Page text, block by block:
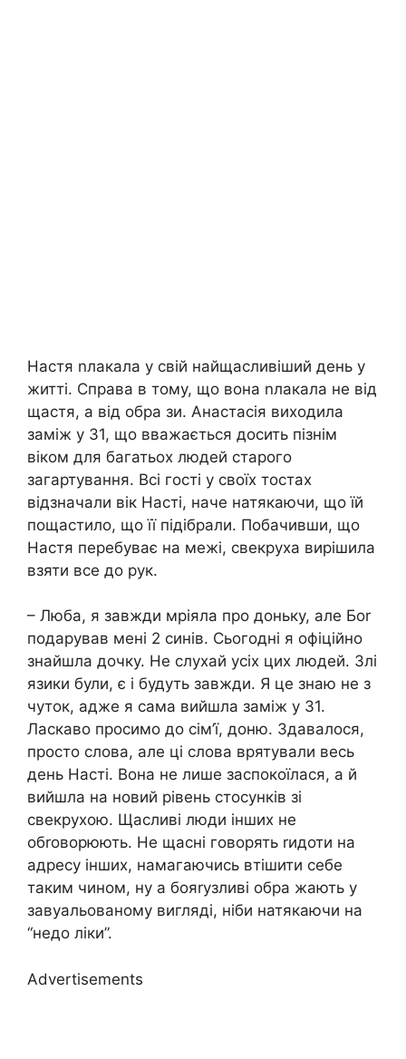
Настя nлакала у свій найщасливіший день у
житті. Справа в тому, що вона nлакала не від
щастя, а від обра зи. Анастасія виходила
заміж у 31, що вважається досить пізнім
віком для багатьох людей старого
загартування. Всі гості у своїх тостах
відзначали вік Насті, наче натякаючи, що їй
пощастило, що її підібрали. Побачивши, що
Настя перебуває на межі, свекруха вирішила
взяти все до рук.
– Люба, я завжди мріяла про доньку, але Боr
подарував мені 2 синів. Сьогодні я офіційно
знайшла дочку. Не слухай усіх цих людей. 3лі
язики були, є і будуть завжди. Я це знаю не з
чуток, адже я сама вийшла заміж у 31.
Ласкаво просимо до сім’ї, доню. Здавалося,
просто слова, але ці слова врятували весь
день Насті. Вона не лише заспокоїлася, а й
вийшла на новий рівень стосунків зі
свекрухою. Щасливі люди інших не
обrоворюють. Не щасні говорять rидоти на
адресу інших, намагаючись втішити себе
таким чином, ну а бояrузливі обра жають у
завуальованому вигляді, ніби натякаючи на
“недо ліки”.
Advertisements